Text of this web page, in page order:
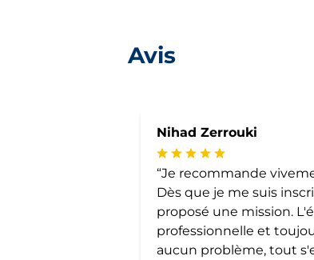
Avis
Nihad Zerrouki
Je recommande
Dès que je me suis
proposé une mission.
professionnelle et
aucun problème, tout